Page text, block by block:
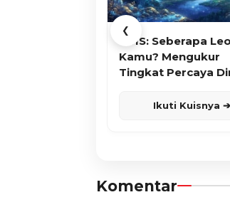
❮
KUIS: Seberapa
Kamu? Mengukur
Tingkat Percaya
Ikuti Kuisnya ➔
Komentar